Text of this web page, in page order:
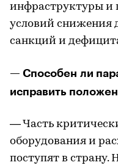
инфраструктуры и
условий снижения
санкций и
— Способен ли
исправить
— Часть
оборудования и
поступят в страну.